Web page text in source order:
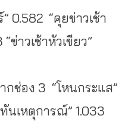
0.582 “คุยข่าวเช้า
ข่าวเช้าหัวเขียว”
กช่อง 3 “โหนกระแส”
นเหตุการณ์” 1.033